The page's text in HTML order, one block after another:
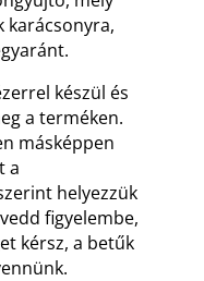
karácsonyra,
készül és
a terméken.
másképpen
a
helyezzük
figyelembe,
kérsz, a betűk